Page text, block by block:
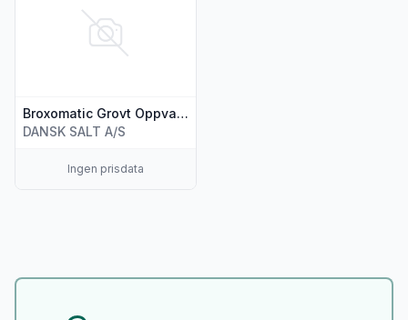
Broxomatic Grovt Oppvasksalt 1,5kg
DANSK SALT A/S
Ingen prisdata